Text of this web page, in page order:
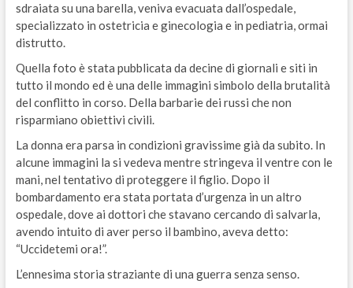
sdraiata su una barella, veniva evacuata dall’ospedale,
specializzato in ostetricia e ginecologia e in pediatria, ormai
distrutto.
Quella foto è stata pubblicata da decine di giornali e siti in
tutto il mondo ed è una delle immagini simbolo della brutalità
del conflitto in corso. Della barbarie dei russi che non
risparmiano obiettivi civili.
La donna era parsa in condizioni gravissime già da subito. In
alcune immagini la si vedeva mentre stringeva il ventre con le
mani, nel tentativo di proteggere il figlio. Dopo il
bombardamento era stata portata d’urgenza in un altro
ospedale, dove ai dottori che stavano cercando di salvarla,
avendo intuito di aver perso il bambino, aveva detto:
“Uccidetemi ora!”.
L’ennesima storia straziante di una guerra senza senso.